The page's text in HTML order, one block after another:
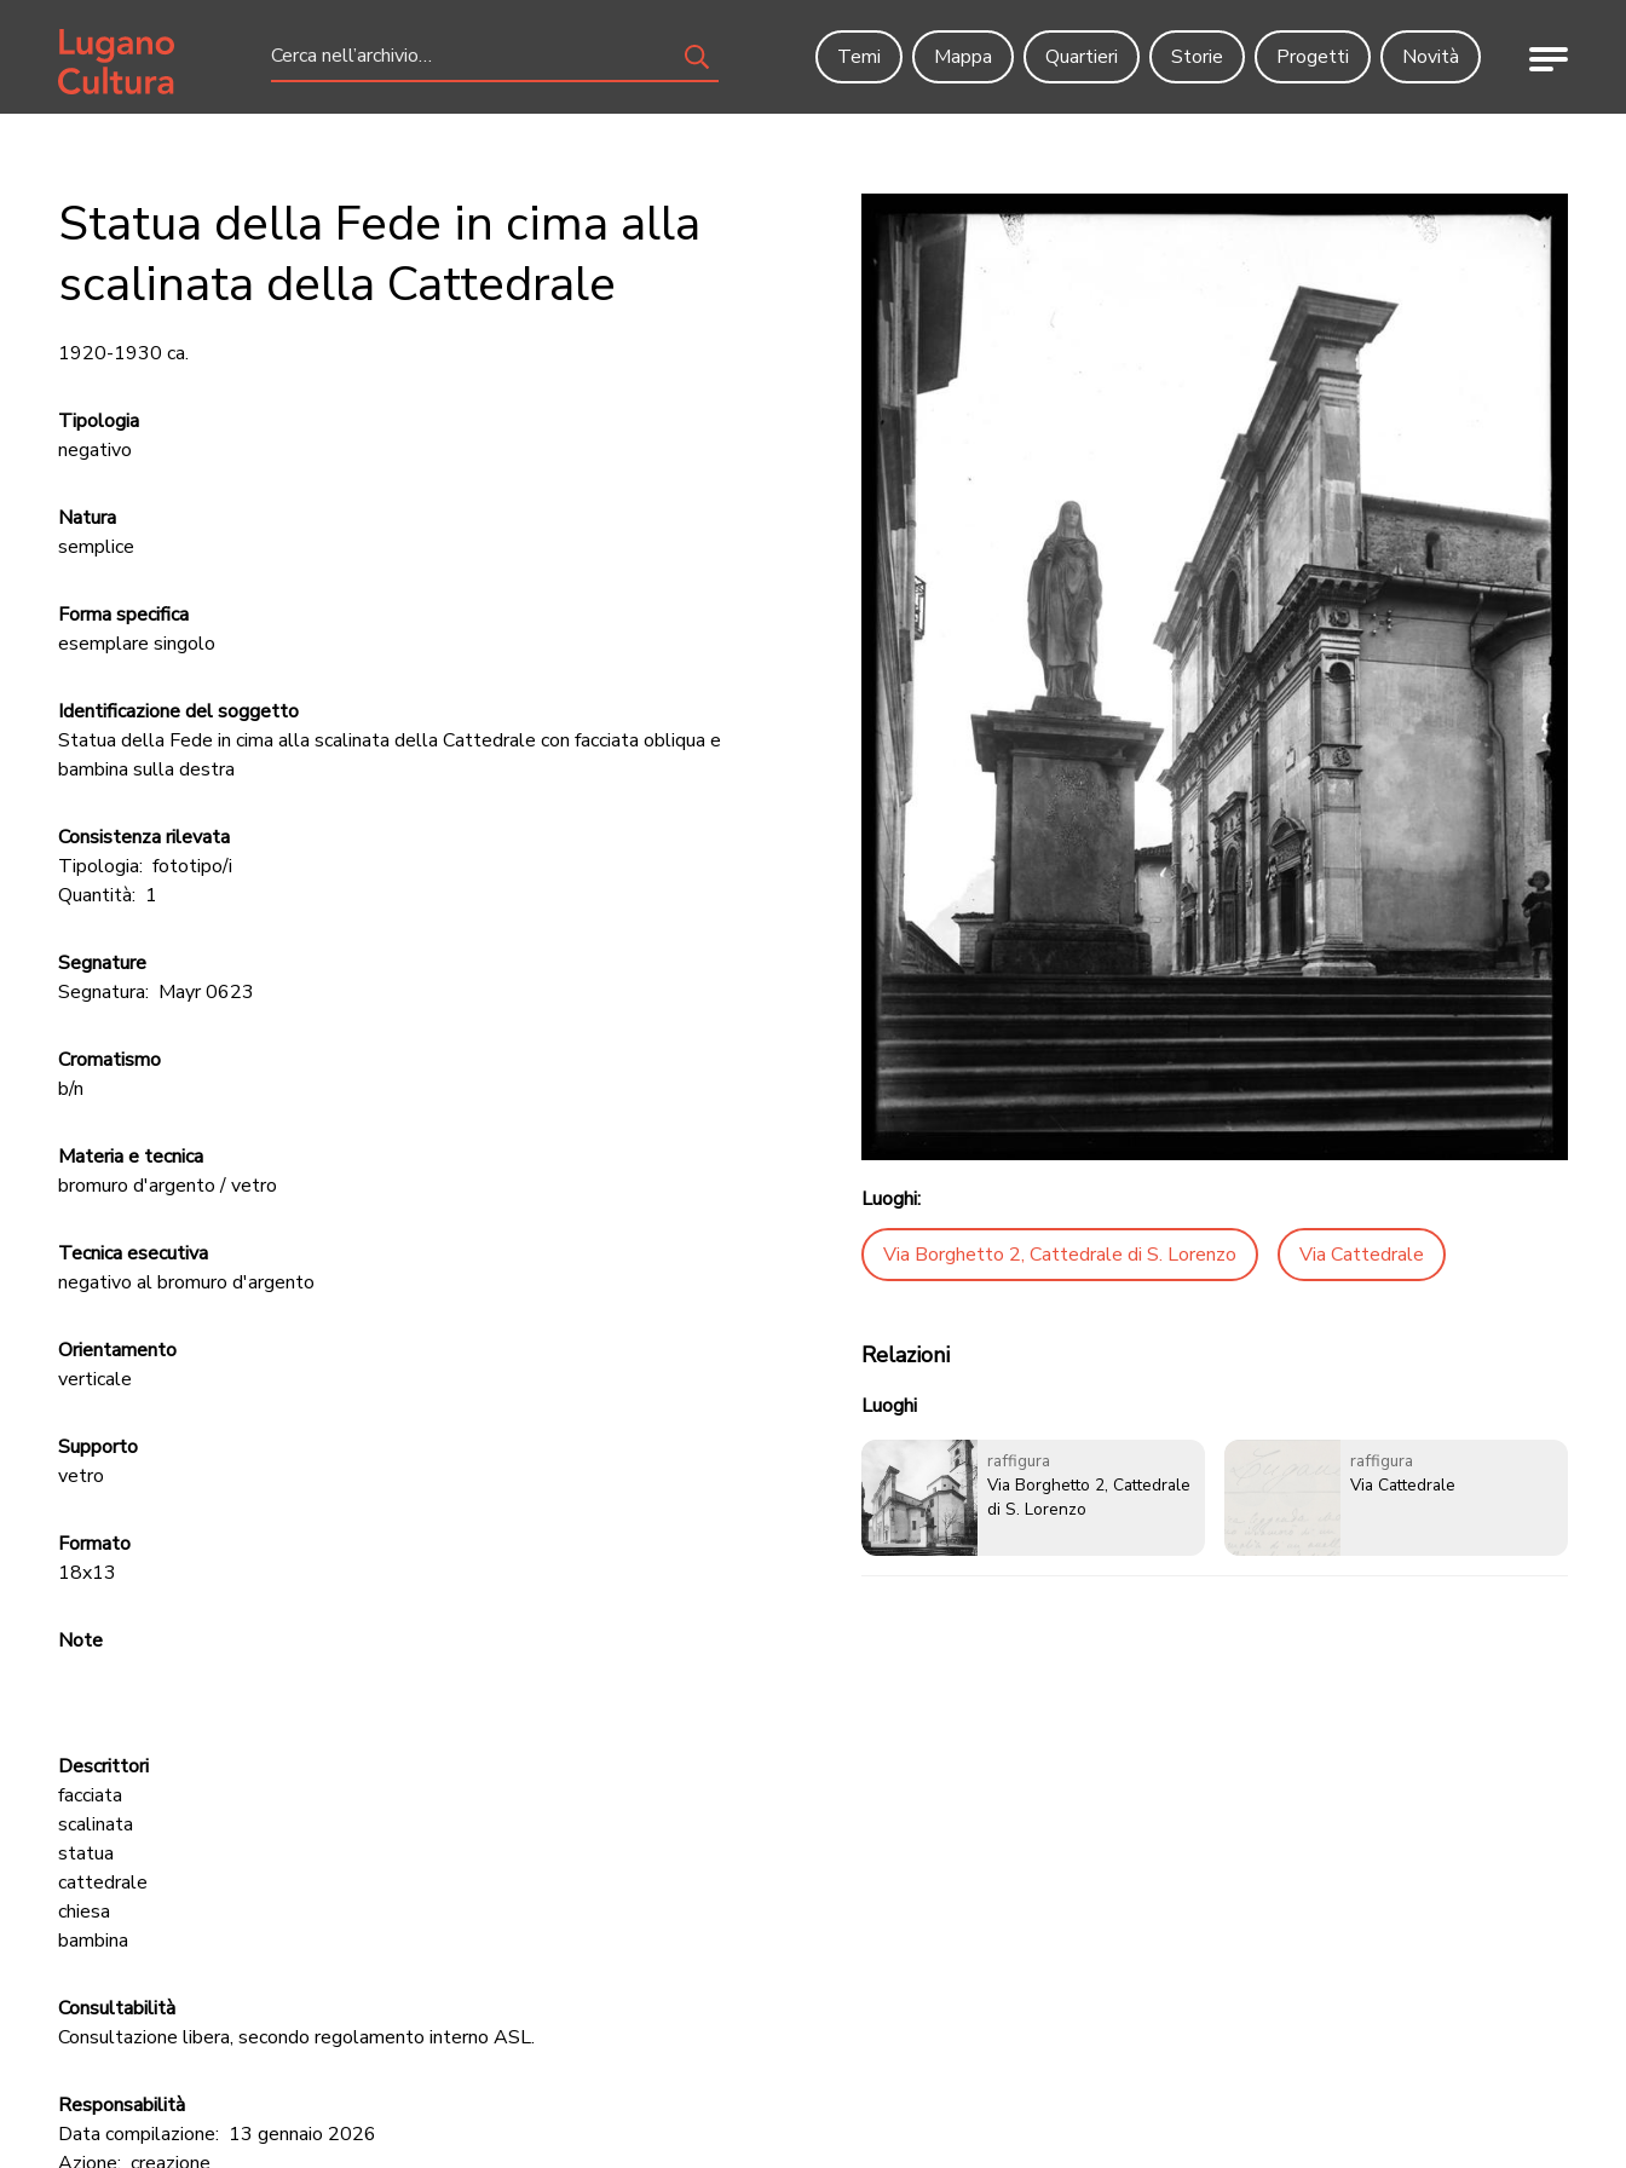
Home page
Temi
Mappa Quartieri Storie Progetti Novità Menu
Statua della Fede in cima alla
scalinata della Cattedrale
1920-1930 ca.
Tipologia
negativo
Natura
semplice
Forma specifica
esemplare singolo
Identificazione del soggetto
Statua della Fede in cima alla scalinata della Cattedrale con facciata obliqua e
bambina sulla destra
Consistenza rilevata
Tipologia: fototipo/i
Quantità: 1
Segnature
Segnatura: Mayr 0623
Cromatismo
b/n
Materia e tecnica
bromuro d'argento / vetro
Tecnica esecutiva
negativo al bromuro d'argento
Orientamento
verticale
Supporto
vetro
Formato
18x13
Note
Descrittori
facciata
scalinata
statua
cattedrale
chiesa
bambina
Consultabilità
Consultazione libera, secondo regolamento interno ASL.
Responsabilità
Data compilazione: 13 gennaio 2026
Luoghi:
Via Borghetto 2, Cattedrale di S. Lorenzo Via Cattedrale
Relazioni
Luoghi
raffigura
Via Borghetto 2, Cattedrale
di S. Lorenzo
raffigura
Via Cattedrale